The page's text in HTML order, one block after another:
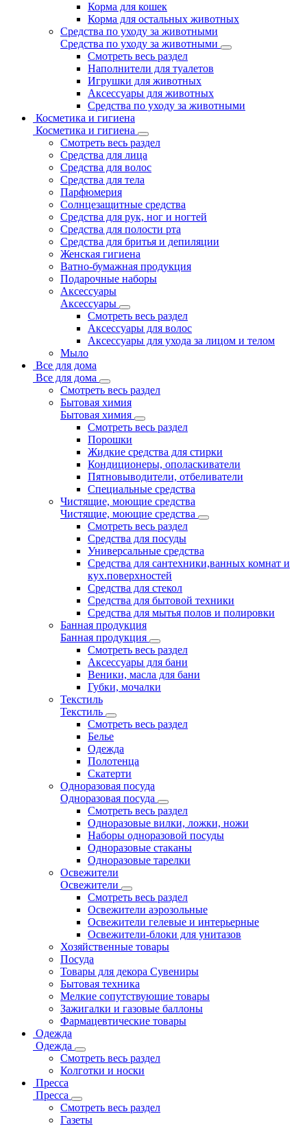
Корма для кошек
Корма для остальных животных
Средства по уходу за животными
Средства по уходу за животными
Смотреть весь раздел
Наполнители для туалетов
Игрушки для животных
Аксессуары для животных
Средства по уходу за животными
Косметика и гигиена
Косметика и гигиена
Смотреть весь раздел
Средства для лица
Средства для волос
Средства для тела
Парфюмерия
Солнцезащитные средства
Средства для рук, ног и ногтей
Средства для полости рта
Средства для бритья и депиляции
Женская гигиена
Ватно-бумажная продукция
Подарочные наборы
Аксессуары
Аксессуары
Смотреть весь раздел
Аксессуары для волос
Аксессуары для ухода за лицом и телом
Мыло
Все для дома
Все для дома
Смотреть весь раздел
Бытовая химия
Бытовая химия
Смотреть весь раздел
Порошки
Жидкие средства для стирки
Кондиционеры, ополаскиватели
Пятновыводители, отбеливатели
Специальные средства
Чистящие, моющие средства
Чистящие, моющие средства
Смотреть весь раздел
Средства для посуды
Универсальные средства
Средства для сантехники,ванных комнат и
кух.поверхностей
Средства для стекол
Средства для бытовой техники
Средства для мытья полов и полировки
Банная продукция
Банная продукция
Смотреть весь раздел
Аксессуары для бани
Веники, масла для бани
Губки, мочалки
Текстиль
Текстиль
Смотреть весь раздел
Белье
Одежда
Полотенца
Скатерти
Одноразовая посуда
Одноразовая посуда
Смотреть весь раздел
Одноразовые вилки, ложки, ножи
Наборы одноразовой посуды
Одноразовые стаканы
Одноразовые тарелки
Освежители
Освежители
Смотреть весь раздел
Освежители аэрозольные
Освежители гелевые и интерьерные
Освежители-блоки для унитазов
Хозяйственные товары
Посуда
Товары для декора Сувениры
Бытовая техника
Мелкие сопутствующие товары
Зажигалки и газовые баллоны
Фармацевтические товары
Одежда
Одежда
Смотреть весь раздел
Колготки и носки
Пресса
Пресса
Смотреть весь раздел
Газеты